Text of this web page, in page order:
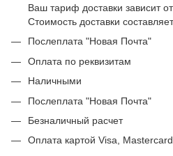
Ваш тариф доставки зависит
Стоимость доставки
Послеплата "Новая Почта"
Оплата по реквизитам
Наличными
Послеплата "Новая Почта"
Безналичный расчет
Оплата картой Visa,